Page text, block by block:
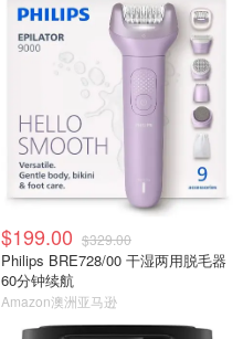
$199.00 $329.00
Philips BRE728/00 干湿两用脱毛器
60分钟续航
Amazon澳洲亚马逊